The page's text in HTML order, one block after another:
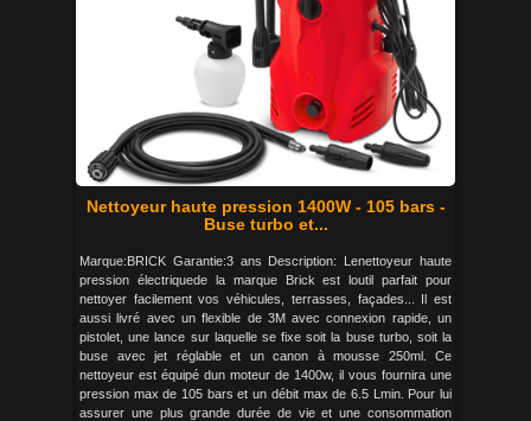
Nettoyeur haute pression 1400W - 105 bars -
Buse turbo et...
Marque:BRICK Garantie:3 ans Description: Lenettoyeur haute
pression électriquede la marque Brick est loutil parfait pour
nettoyer facilement vos véhicules, terrasses, façades... Il est
aussi livré avec un flexible de 3M avec connexion rapide, un
pistolet, une lance sur laquelle se fixe soit la buse turbo, soit la
buse avec jet réglable et un canon à mousse 250ml. Ce
nettoyeur est équipé dun moteur de 1400w, il vous fournira une
pression max de 105 bars et un débit max de 6.5 Lmin. Pour lui
assurer une plus grande durée de vie et une consommation